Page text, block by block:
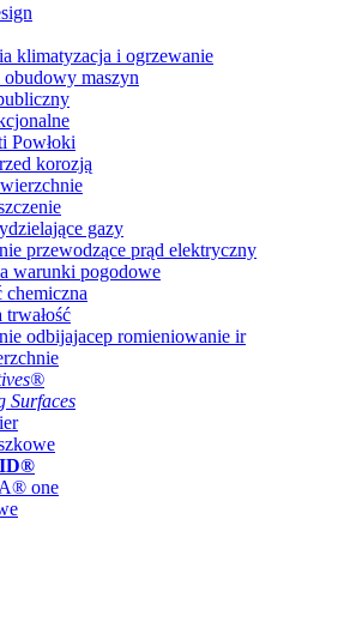
klimatyzacja i ogrzewanie
maszyn
Powłoki
korozją
gazy
przewodzące prąd elektryczny
warunki pogodowe
chemiczna
odbijajacep romieniowanie ir
Surfaces
one